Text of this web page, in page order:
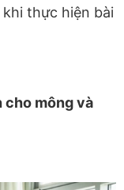
thực hiện bài
cho mông và